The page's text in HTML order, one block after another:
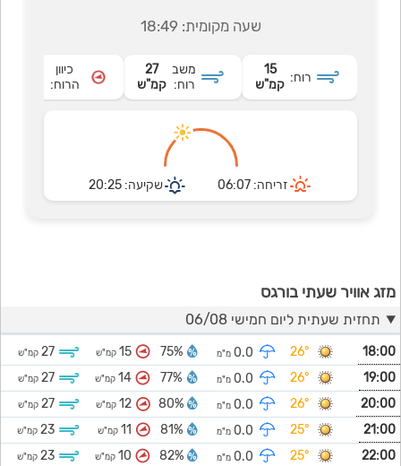
שעה מקומית: 18:49
רוח:
15
קמ"ש
משב
רוח:
27
קמ"ש
כיוון
הרוח:
זריחה: 06:07 שקיעה: 20:25
מזג אוויר שעתי בורגס
תחזית שעתית ליום חמישי 06/08
18:00
26° מ"מ 75%
15 קמ"ש 27 קמ"ש
19:00
26° מ"מ 77%
14 קמ"ש 27 קמ"ש
20:00
26° מ"מ 80%
12 קמ"ש 27 קמ"ש
21:00
25° מ"מ 81%
11 קמ"ש 23 קמ"ש
22:00
25° מ"מ 82%
10 קמ"ש 23 קמ"ש